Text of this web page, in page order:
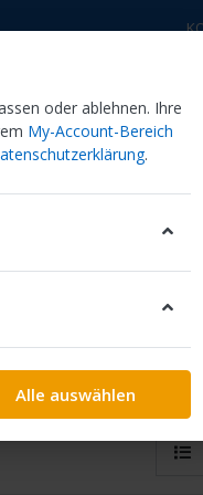
oder ablehnen. Ihre
My-Account-Bereich
.
Alle auswählen